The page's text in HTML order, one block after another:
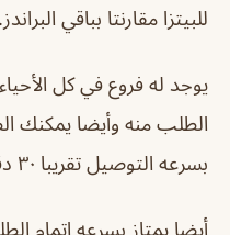
للبيتزا مقارنتا بباقي البراندز.
يوجد له فروع في كل
الطلب منه وأيضا يمكنك
بسرعه التوصيل تقريبا ٣٠ دقيقه ويكون عندك ،